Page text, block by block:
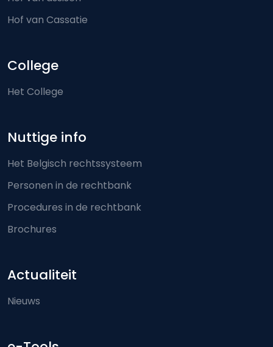
Hof van Cassatie
College
Het College
Nuttige info
Het Belgisch rechtssysteem
Personen in de rechtbank
Procedures in de rechtbank
Brochures
Actualiteit
Nieuws